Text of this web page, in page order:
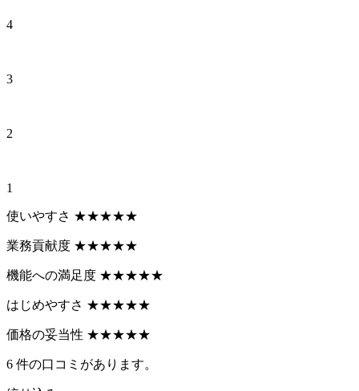
4
3
2
1
使いやすさ ★★★★★
業務貢献度 ★★★★★
機能への満足度 ★★★★★
はじめやすさ ★★★★★
価格の妥当性 ★★★★★
6 件の口コミがあります。